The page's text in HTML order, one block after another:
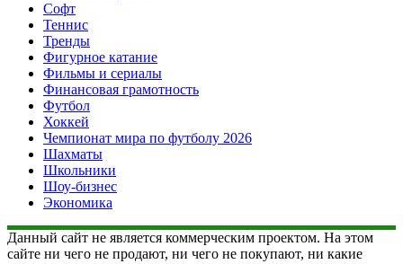
Софт
Теннис
Тренды
Фигурное катание
Фильмы и сериалы
Финансовая грамотность
Футбол
Хоккей
Чемпионат мира по футболу 2026
Шахматы
Школьники
Шоу-бизнес
Экономика
Данный сайт не является коммерческим проектом. На этом
сайте ни чего не продают, ни чего не покупают, ни какие